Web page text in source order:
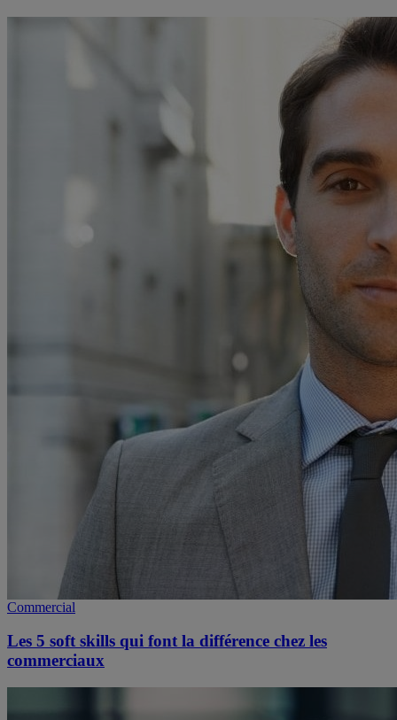
Commercial
Les 5 soft skills qui font la différence chez les
commerciaux